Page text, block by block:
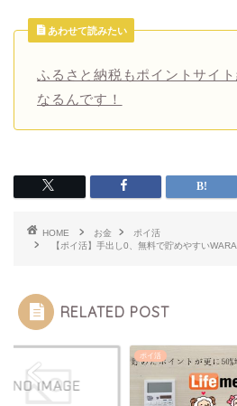
あわせて読みたい
ふるさと納税もポイントサイ
なるんです！
HOME お金
ポイ活
【ポイ活】手出し0、無料で貯めやすい
RELATED POST
ポイ活